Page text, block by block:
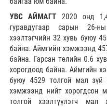
УВС АЙМАГТ 2020 онд
гуравдугаар сарын 26-
хээлтэгчийн 32 хувь буюу
байна. Аймгийн хэмжээнд
байна. Гарсан төлийн 0.6
хорогдоод байна. Аймгийн
буюу 4529 толгой мал зүй
хэмжээнд нийт хорогдсон
толгой хээлтүүлэгч мал